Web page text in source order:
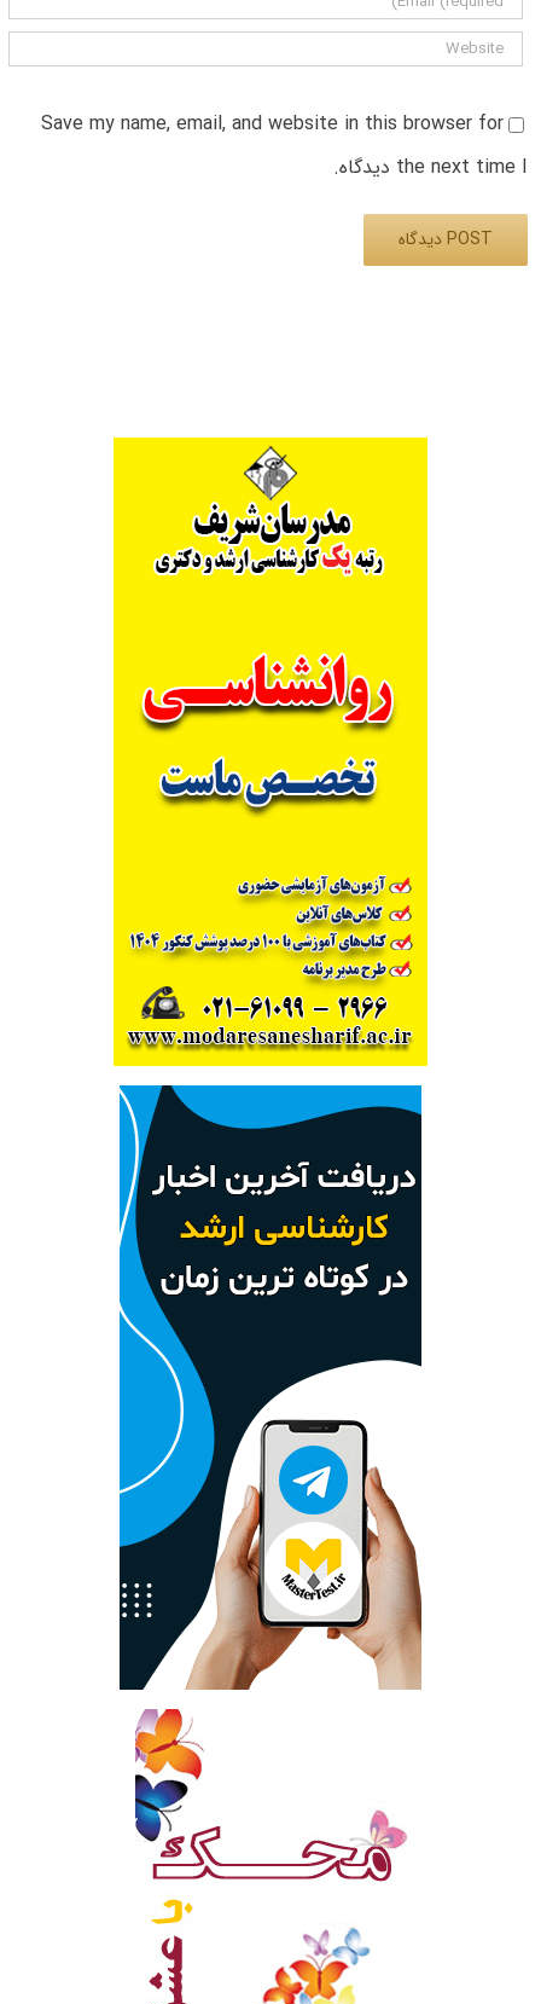
Save my name, email, and website in this browser for
the next time I دیدگاه.